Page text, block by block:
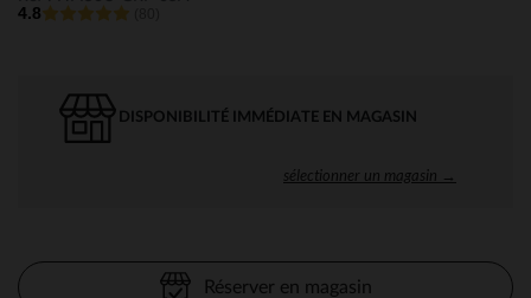
4.8
DISPONIBILITÉ IMMÉDIATE EN MAGASIN
sélectionner un magasin →
Réserver en magasin